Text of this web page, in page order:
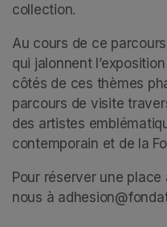
collection.
Au cours de ce
qui jalonnent
côtés de ces thèmes
parcours de visite
des artistes
contemporain et de la
Pour réserver une
nous à